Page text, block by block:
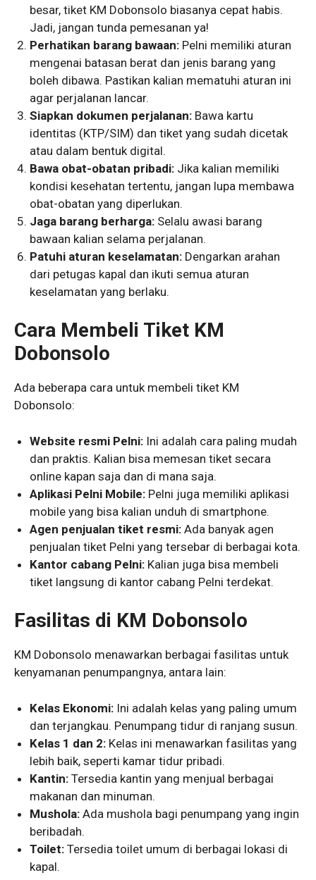
besar, tiket KM Dobonsolo biasanya cepat habis.
Jadi, jangan tunda pemesanan ya!
Perhatikan barang bawaan: Pelni memiliki aturan
mengenai batasan berat dan jenis barang yang
boleh dibawa. Pastikan kalian mematuhi aturan ini
agar perjalanan lancar.
Siapkan dokumen perjalanan: Bawa kartu
identitas (KTP/SIM) dan tiket yang sudah dicetak
atau dalam bentuk digital.
Bawa obat-obatan pribadi: Jika kalian memiliki
kondisi kesehatan tertentu, jangan lupa membawa
obat-obatan yang diperlukan.
Jaga barang berharga: Selalu awasi barang
bawaan kalian selama perjalanan.
Patuhi aturan keselamatan: Dengarkan arahan
dari petugas kapal dan ikuti semua aturan
keselamatan yang berlaku.
Cara Membeli Tiket KM
Dobonsolo
Ada beberapa cara untuk membeli tiket KM
Dobonsolo:
Website resmi Pelni: Ini adalah cara paling mudah
dan praktis. Kalian bisa memesan tiket secara
online kapan saja dan di mana saja.
Aplikasi Pelni Mobile: Pelni juga memiliki aplikasi
mobile yang bisa kalian unduh di smartphone.
Agen penjualan tiket resmi: Ada banyak agen
penjualan tiket Pelni yang tersebar di berbagai kota.
Kantor cabang Pelni: Kalian juga bisa membeli
tiket langsung di kantor cabang Pelni terdekat.
Fasilitas di KM Dobonsolo
KM Dobonsolo menawarkan berbagai fasilitas untuk
kenyamanan penumpangnya, antara lain:
Kelas Ekonomi: Ini adalah kelas yang paling umum
dan terjangkau. Penumpang tidur di ranjang susun.
Kelas 1 dan 2: Kelas ini menawarkan fasilitas yang
lebih baik, seperti kamar tidur pribadi.
Kantin: Tersedia kantin yang menjual berbagai
makanan dan minuman.
Mushola: Ada mushola bagi penumpang yang ingin
beribadah.
Toilet: Tersedia toilet umum di berbagai lokasi di
kapal.